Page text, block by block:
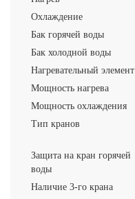
Охлаждение
Бак горячей воды
Бак холодной воды
Нагревательный элемент
Мощность нагрева
Мощность охлаждения
Тип кранов
Защита на кран горячей
воды
Наличие 3-го крана